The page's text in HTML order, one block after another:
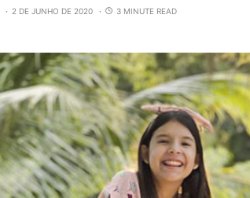
2 DE JUNHO DE 2020 3 MINUTE READ